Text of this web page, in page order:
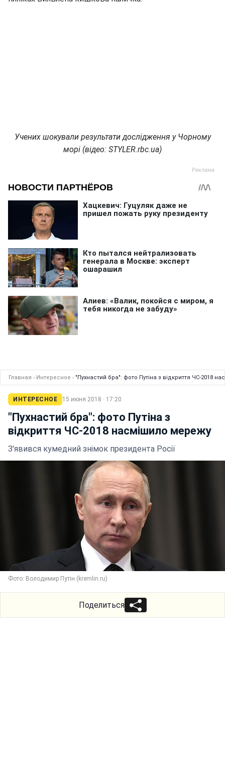
Учених шокували результати дослідження у Чорному
морі (відео: STYLER.rbc.ua)
Главная › Интересное › "Пухнастий бра": фото Путіна з відкриття ЧС-2018
ИНТЕРЕСНОЕ 15 июня 2018 · 17:20
"Пухнастий бра": фото Путіна з
відкриття ЧС-2018 насмішило мережу
З'явився кумедний знімок президента Росії
Фото: Володимир Путін (kremlin.ru)
Поделиться